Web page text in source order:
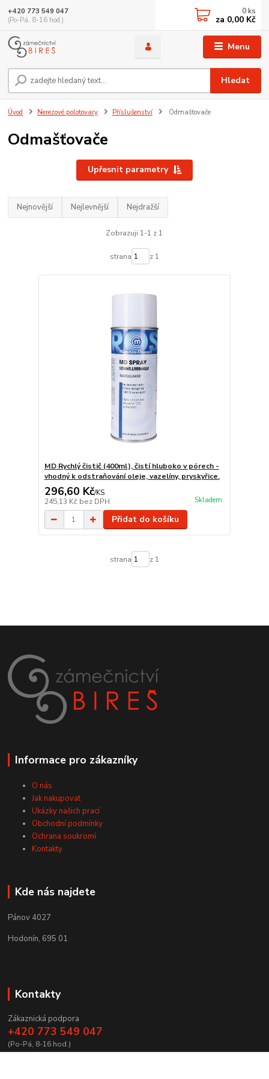
Menu
Hledat
+420 773 549 047
(Po-Pá, 8-16 hod.)
0 ks
za 0,00 Kč
Úvod Nerezové polotovary Příslušenství Odmašťovače
Odmašťovače
Upřesnit parametry
Nejnovější Nejlevnější Nejdražší
Zobrazuji 1-1 z 1
strana z 1
MD Rychlý čistič (400ml), čistí hluboko v pórech -
vhodný k odstraňování oleje, vazelíny, pryskyřice.
296,60 Kč/KS
245,13 Kč bez DPH Skladem
Přidat do košíku
strana z 1
Informace pro zákazníky
O nás
Jak nakupovat
Ukázky našich prací
Obchodní podmínky
Ochrana soukromí
Kontakty
Kde nás najdete
Pánov 4027
Hodonín, 695 01
Kontakty
Zákaznická podpora
+420 773 549 047
(Po-Pá, 8-16 hod.)